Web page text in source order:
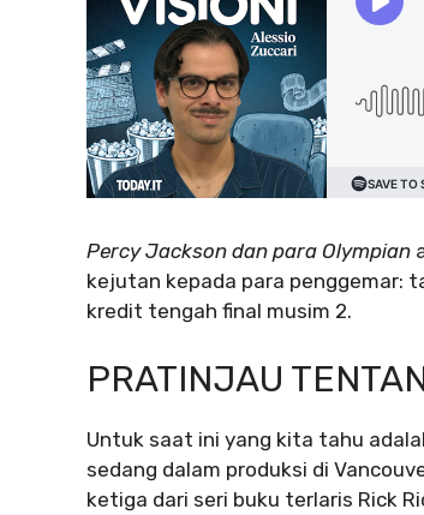
Percy Jackson dan para Olympian
kejutan kepada para penggemar:
kredit tengah final musim 2.
PRATINJAU
Untuk saat ini yang kita tahu
sedang dalam produksi di
ketiga dari seri buku terlaris Rick